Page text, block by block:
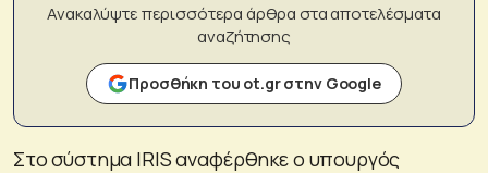
Ανακαλύψτε περισσότερα άρθρα στα αποτελέσματα
αναζήτησης
Προσθήκη του ot.gr στην Google
Στο σύστημα ΙRIS αναφέρθηκε ο υπουργός